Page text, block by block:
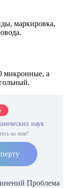
маркировка,
микронные, а
наук
ко мне!
Проблема